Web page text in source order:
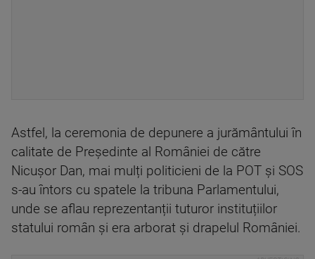
Astfel, la ceremonia de depunere a jurământului în
calitate de Președinte al României de către
Nicușor Dan, mai mulți politicieni de la POT și SOS
s-au întors cu spatele la tribuna Parlamentului,
unde se aflau reprezentanții tuturor instituțiilor
statului român și era arborat și drapelul României.